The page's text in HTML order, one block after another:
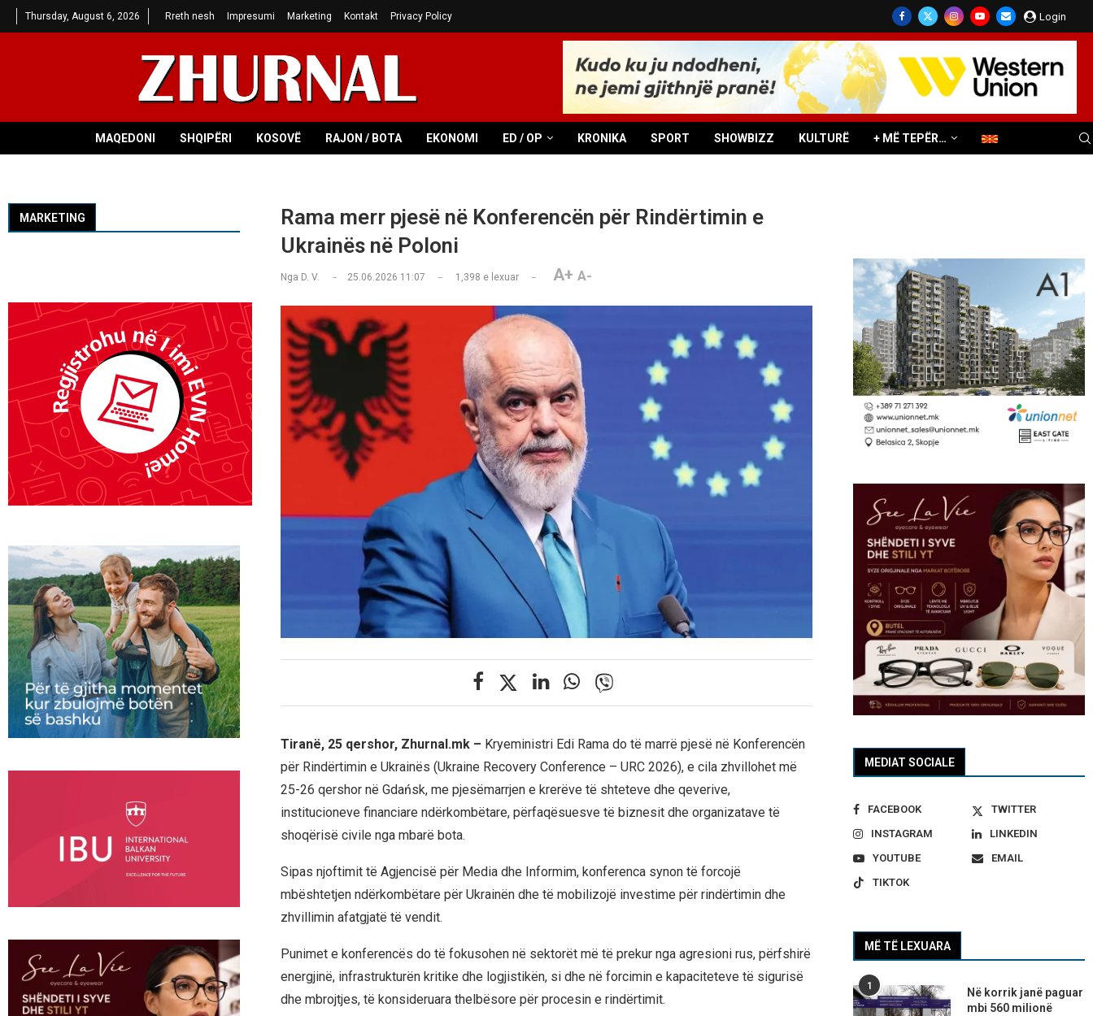
Thursday, August 6, 2026 Rreth nesh Impresumi Marketing Kontakt Privacy Policy Login
MAQEDONI SHQIPËRI KOSOVË RAJON / BOTA EKONOMI ED / OP KRONIKA SPORT SHOWBIZZ KULTURË + MË TEPËR…
Rama merr pjesë në Konferencën për Rindërtimin e
Ukrainës në Poloni
Nga D. V. 25.06.2026 11:07 1,398 e lexuar A+ A-
Tiranë, 25 qershor, Zhurnal.mk – Kryeministri Edi Rama do të marrë pjesë në Konferencën
për Rindërtimin e Ukrainës (Ukraine Recovery Conference – URC 2026), e cila zhvillohet më
25-26 qershor në Gdańsk, me pjesëmarrjen e krerëve të shteteve dhe qeverive,
institucioneve financiare ndërkombëtare, përfaqësuesve të biznesit dhe organizatave të
shoqërisë civile nga mbarë bota.
Sipas njoftimit të Agjencisë për Media dhe Informim, konferenca synon të forcojë
mbështetjen ndërkombëtare për Ukrainën dhe të mobilizojë investime për rindërtimin dhe
zhvillimin afatgjatë të vendit.
Punimet e konferencës do të fokusohen në sektorët më të prekur nga agresioni rus, përfshirë
energjinë, infrastrukturën kritike dhe logjistikën, si dhe në forcimin e kapaciteteve të sigurisë
dhe mbrojtjes, të konsideruara thelbësore për procesin e rindërtimit.
MEDIAT SOCIALE
FACEBOOK
TWITTER
INSTAGRAM
LINKEDIN
YOUTUBE
EMAIL
TIKTOK
MË TË LEXUARA
1
Në korrik janë paguar
mbi 560 milionë
MARKETING